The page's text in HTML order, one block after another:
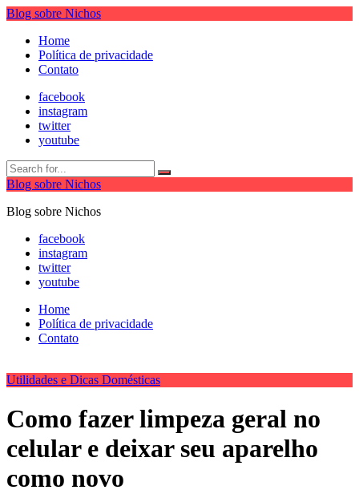
Blog sobre Nichos
Home
Política de privacidade
Contato
facebook
instagram
twitter
youtube
Blog sobre Nichos
Blog sobre Nichos
facebook
instagram
twitter
youtube
Home
Política de privacidade
Contato
Utilidades e Dicas Domésticas
Como fazer limpeza geral no
celular e deixar seu aparelho
como novo